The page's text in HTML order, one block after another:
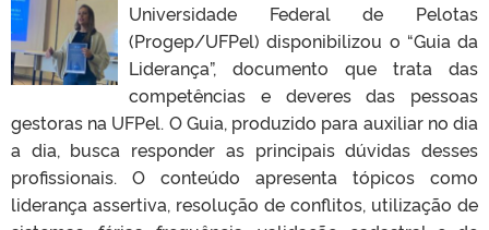
Universidade Federal de Pelotas
(Progep/UFPel) disponibilizou o “Guia da
Liderança”, documento que trata das
competências e deveres das pessoas
gestoras na UFPel. O Guia, produzido para auxiliar no dia
a dia, busca responder as principais dúvidas desses
profissionais. O conteúdo apresenta tópicos como
liderança assertiva, resolução de conflitos, utilização de